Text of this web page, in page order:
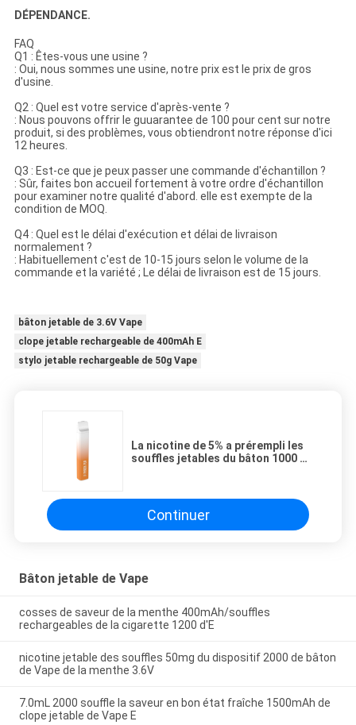
DÉPENDANCE.
FAQ
Q1 : Êtes-vous une usine ?
: Oui, nous sommes une usine, notre prix est le prix de gros
d'usine.
Q2 : Quel est votre service d'après-vente ?
: Nous pouvons offrir le guuarantee de 100 pour cent sur notre
produit, si des problèmes, vous obtiendront notre réponse d'ici
12 heures.
Q3 : Est-ce que je peux passer une commande d'échantillon ?
: Sûr, faites bon accueil fortement à votre ordre d'échantillon
pour examiner notre qualité d'abord. elle est exempte de la
condition de MOQ.
Q4 : Quel est le délai d'exécution et délai de livraison
normalement ?
: Habituellement c'est de 10-15 jours selon le volume de la
commande et la variété ; Le délai de livraison est de 15 jours.
bâton jetable de 3.6V Vape
clope jetable rechargeable de 400mAh E
stylo jetable rechargeable de 50g Vape
La nicotine de 5% a prérempli les
souffles jetables du bâton 1000 de
Continuer
Bâton jetable de Vape
cosses de saveur de la menthe 400mAh/souffles
rechargeables de la cigarette 1200 d'E
nicotine jetable des souffles 50mg du dispositif 2000 de bâton
de Vape de la menthe 3.6V
7.0mL 2000 souffle la saveur en bon état fraîche 1500mAh de
clope jetable de Vape E